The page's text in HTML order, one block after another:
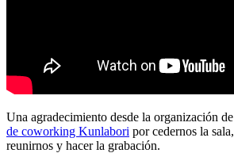
Una agradecimiento desde la organización
de coworking Kunlabori por cedernos la
reunirnos y hacer la grabación.